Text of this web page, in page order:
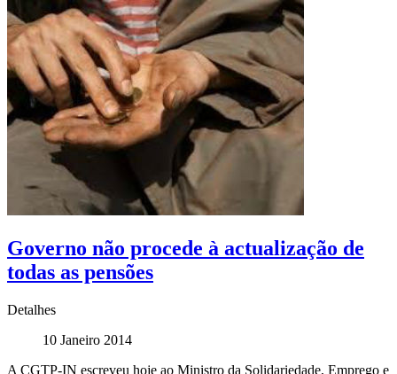
Governo não procede à actualização de
todas as pensões
Detalhes
10 Janeiro 2014
A CGTP-IN escreveu hoje ao Ministro da Solidariedade, Emprego e